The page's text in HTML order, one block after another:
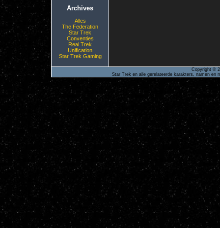
Archives
Alles
The Federation
Star Trek
Conventies
Real Trek
Unification
Star Trek Gaming
Copyright ©
Star Trek en alle gerelateerde karakters, namen en